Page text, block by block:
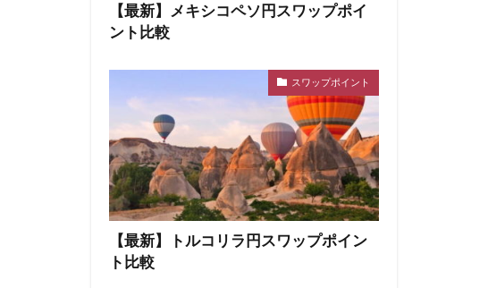
【最新】メキシコペソ円スワップポイ
ント比較
スワップポイント
【最新】トルコリラ円スワップポイン
ト比較